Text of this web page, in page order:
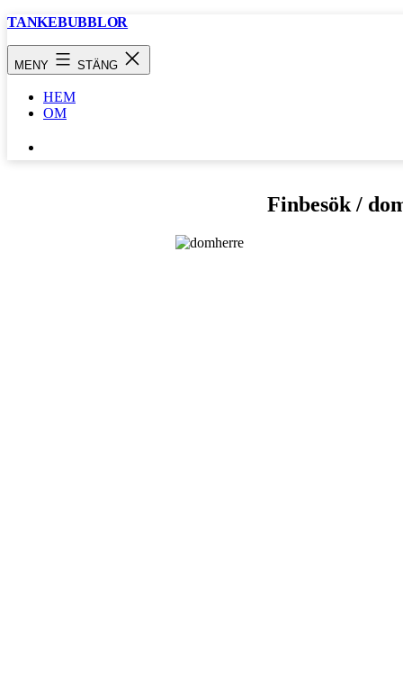
Hoppa
TANKEBUBBLOR
MENY STÄNG
HEM
OM
…
Finbesök /